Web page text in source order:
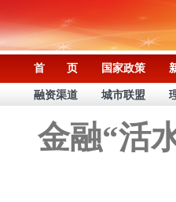
首 页 国家政策
融资渠道 城市联盟
金融“活